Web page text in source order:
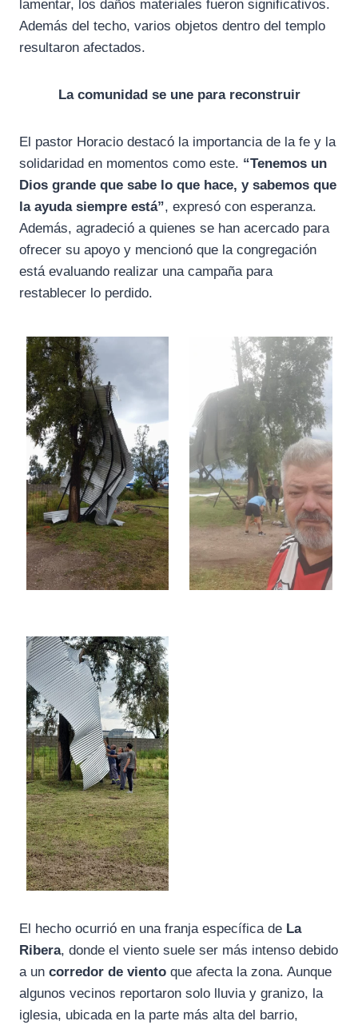
lamentar, los daños materiales fueron significativos.
Además del techo, varios objetos dentro del templo
resultaron afectados.
La comunidad se une para reconstruir
El pastor Horacio destacó la importancia de la fe y la
solidaridad en momentos como este. “Tenemos un
Dios grande que sabe lo que hace, y sabemos que
la ayuda siempre está”, expresó con esperanza.
Además, agradeció a quienes se han acercado para
ofrecer su apoyo y mencionó que la congregación
está evaluando realizar una campaña para
restablecer lo perdido.
El hecho ocurrió en una franja específica de La
Ribera, donde el viento suele ser más intenso debido
a un corredor de viento que afecta la zona. Aunque
algunos vecinos reportaron solo lluvia y granizo, la
iglesia, ubicada en la parte más alta del barrio,